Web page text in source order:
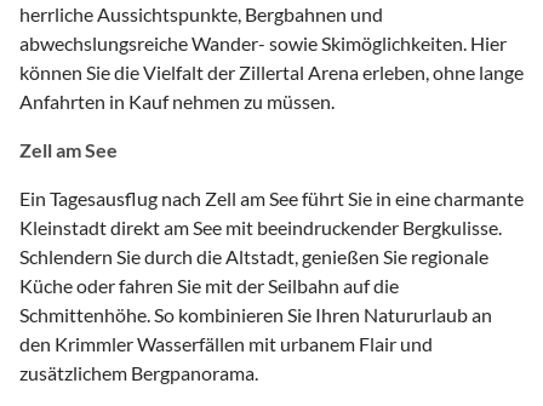
herrliche Aussichtspunkte, Bergbahnen und
abwechslungsreiche Wander- sowie Skimöglichkeiten. Hier
können Sie die Vielfalt der Zillertal Arena erleben, ohne lange
Anfahrten in Kauf nehmen zu müssen.
Zell am See
Ein Tagesausflug nach Zell am See führt Sie in eine charmante
Kleinstadt direkt am See mit beeindruckender Bergkulisse.
Schlendern Sie durch die Altstadt, genießen Sie regionale
Küche oder fahren Sie mit der Seilbahn auf die
Schmittenhöhe. So kombinieren Sie Ihren Natururlaub an
den Krimmler Wasserfällen mit urbanem Flair und
zusätzlichem Bergpanorama.